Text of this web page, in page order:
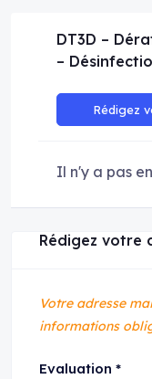
DT3D –
–
Rédigez
Il n'y a pas
Rédigez votre
Votre adresse
informations
Evaluation *